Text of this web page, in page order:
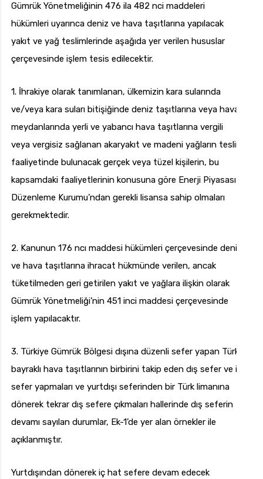
Gümrük Yönetmeliğinin 476 ila 482 nci maddeleri
hükümleri uyarınca deniz ve hava taşıtlarına yapılacak
yakıt ve yağ teslimlerinde aşağıda yer verilen hususlar
çerçevesinde işlem tesis edilecektir.
1. İhrakiye olarak tanımlanan, ülkemizin kara sularında
ve/veya kara suları bitişiğinde deniz taşıtlarına veya hava
meydanlarında yerli ve yabancı hava taşıtlarına vergili
veya vergisiz sağlanan akaryakıt ve madeni yağların teslim
faaliyetinde bulunacak gerçek veya tüzel kişilerin, bu
kapsamdaki faaliyetlerinin konusuna göre Enerji Piyasası
Düzenleme Kurumu’ndan gerekli lisansa sahip olmaları
gerekmektedir.
2. Kanunun 176 ncı maddesi hükümleri çerçevesinde deniz
ve hava taşıtlarına ihracat hükmünde verilen, ancak
tüketilmeden geri getirilen yakıt ve yağlara ilişkin olarak
Gümrük Yönetmeliği’nin 451 inci maddesi çerçevesinde
işlem yapılacaktır.
3. Türkiye Gümrük Bölgesi dışına düzenli sefer yapan Türk
bayraklı hava taşıtlarının birbirini takip eden dış sefer ve iç
sefer yapmaları ve yurtdışı seferinden bir Türk limanına
dönerek tekrar dış sefere çıkmaları hallerinde dış seferin
devamı sayılan durumlar, Ek-1’de yer alan örnekler ile
açıklanmıştır.
Yurtdışından dönerek iç hat sefere devam edecek